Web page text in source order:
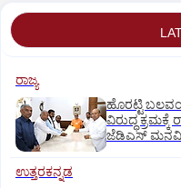
ರಾಜ್ಯ
ಹೊರಟ್ಟಿ
ವಿರುದ್ಧ
ಜೆಡಿಎಸ್ ಮನವಿ
ಉತ್ತರಕನ್ನಡ